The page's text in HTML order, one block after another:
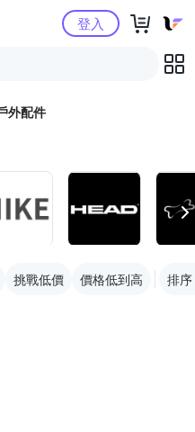
購物中心登入
外配件
挑戰低價 價格低到高 排序